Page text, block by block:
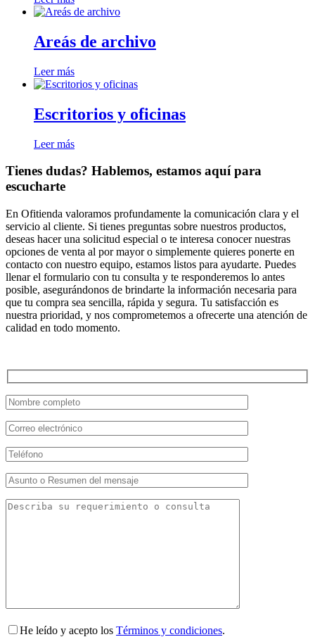
Areás de archivo
Leer más
Escritorios y oficinas
Leer más
Tienes dudas? Hablemos, estamos aquí para
escucharte
En Ofitienda valoramos profundamente la comunicación clara y el
servicio al cliente. Si tienes preguntas sobre nuestros productos,
deseas hacer una solicitud especial o te interesa conocer nuestras
opciones de venta al por mayor o simplemente quieres ponerte en
contacto con nuestro equipo, estamos listos para ayudarte. Puedes
llenar el formulario con tu consulta y te responderemos lo antes
posible, asegurándonos de brindarte la información necesaria para
que tu compra sea sencilla, rápida y segura. Tu satisfacción es
nuestra prioridad, y nos comprometemos a ofrecerte una atención de
calidad en todo momento.
He leído y acepto los Términos y condiciones.